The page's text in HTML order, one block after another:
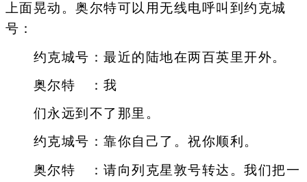
上面晃动。奥尔特可以用无线电呼叫到约克城
号：
约克城号：最近的陆地在两百英里开外。
奥尔特 ：我
们永远到不了那里。
约克城号：靠你自己了。祝你顺利。
奥尔特 ：请向列克星敦号转达。我们把一